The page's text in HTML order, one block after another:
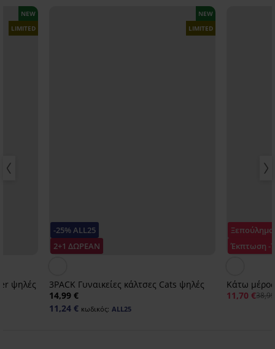
NEW
LIMITED
ψηλές
-25% ALL25
2+1 ΔΩΡΕΑΝ
NEW
LIMITED
3PACK Γυναικείες κάλτσες Cats ψηλές
14,99 €
11,24 € κωδικός: ALL25
Ξεπούλημα
Έκπτωση -
Κάτω
11,70 €